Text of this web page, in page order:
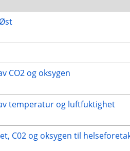
CO2 og oksygen
temperatur og luftfuktighet
C02 og oksygen til